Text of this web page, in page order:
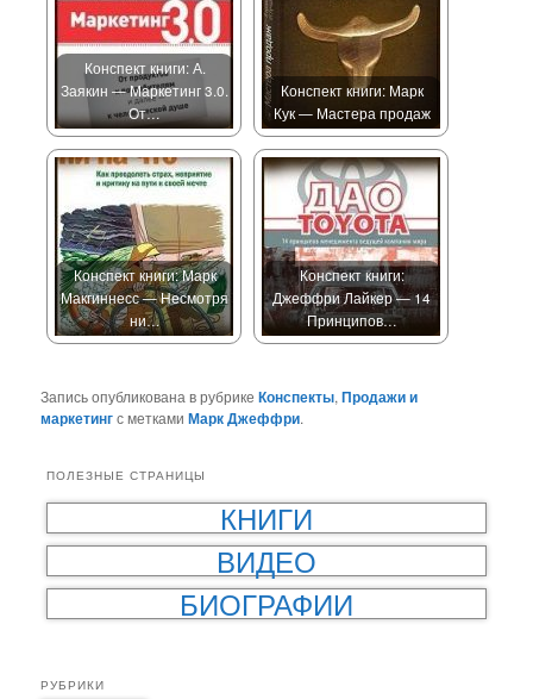
Конспект книги: А.
Заякин — Маркетинг 3.0.
От…
Конспект книги: Марк
Кук — Мастера продаж
Конспект книги: Марк
Макгиннесс — Несмотря
ни…
Конспект книги:
Джеффри Лайкер — 14
Принципов…
Запись опубликована в рубрикеКонспекты,Продажи и
маркетингс меткамиМарк Джеффри.
ПОЛЕЗНЫЕ СТРАНИЦЫ
КНИГИ
ВИДЕО
БИОГРАФИИ
РУБРИКИ